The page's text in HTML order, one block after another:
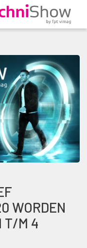
WORDEN
T/M 4